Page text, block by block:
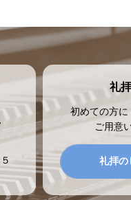
礼
初めての方
ご用意
礼拝の